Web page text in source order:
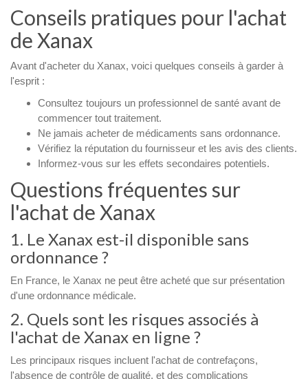
Conseils pratiques pour l'achat
de Xanax
Avant d'acheter du Xanax, voici quelques conseils à garder à
l'esprit :
Consultez toujours un professionnel de santé avant de
commencer tout traitement.
Ne jamais acheter de médicaments sans ordonnance.
Vérifiez la réputation du fournisseur et les avis des clients.
Informez-vous sur les effets secondaires potentiels.
Questions fréquentes sur
l'achat de Xanax
1. Le Xanax est-il disponible sans
ordonnance ?
En France, le Xanax ne peut être acheté que sur présentation
d'une ordonnance médicale.
2. Quels sont les risques associés à
l'achat de Xanax en ligne ?
Les principaux risques incluent l'achat de contrefaçons,
l'absence de contrôle de qualité, et des complications